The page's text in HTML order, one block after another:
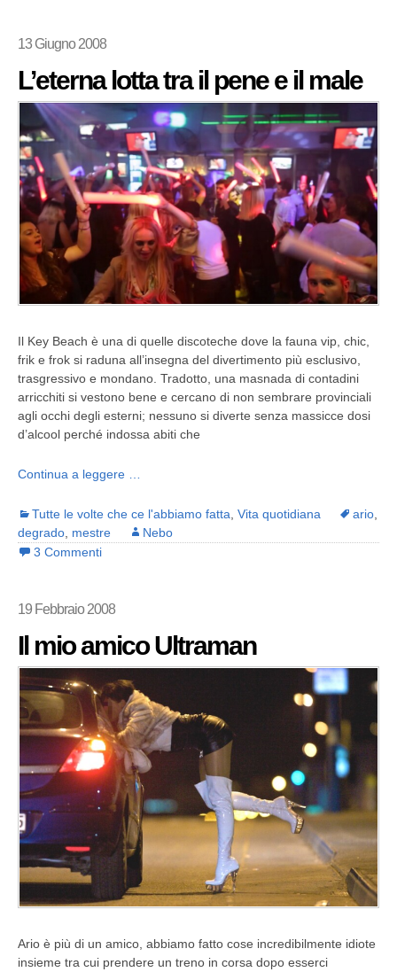
13 Giugno 2008
L’eterna lotta tra il pene e il male
Il Key Beach è una di quelle discoteche dove la fauna vip, chic,
frik e frok si raduna all’insegna del divertimento più esclusivo,
trasgressivo e mondano. Tradotto, una masnada di contadini
arricchiti si vestono bene e cercano di non sembrare provinciali
agli occhi degli esterni; nessuno si diverte senza massicce dosi
d’alcool perché indossa abiti che
Continua a leggere …
Tutte le volte che ce l'abbiamo fatta Vita quotidiana ario
degrado mestre
Nebo
3 Commenti
19 Febbraio 2008
Il mio amico Ultraman
Ario è più di un amico, abbiamo fatto cose incredibilmente idiote
insieme tra cui prendere un treno in corsa dopo esserci